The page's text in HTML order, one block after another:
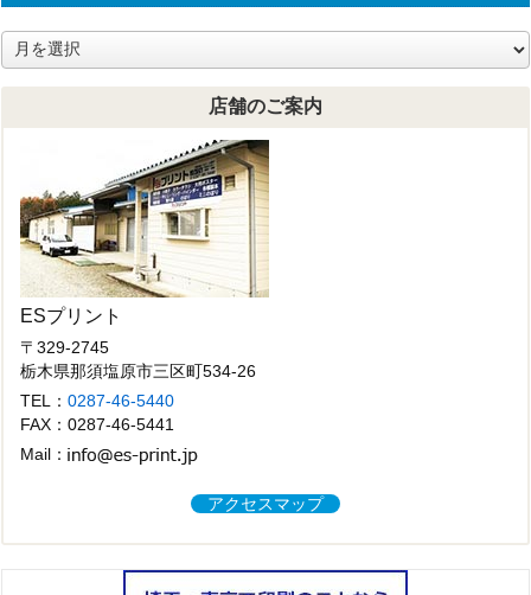
ア
ー
カ
店舗のご案内
ESプリント
〒329-2745
栃木県那須塩原市三区町534-26
TEL：0287-46-5440
FAX：0287-46-5441
Mail：
アクセスマップ